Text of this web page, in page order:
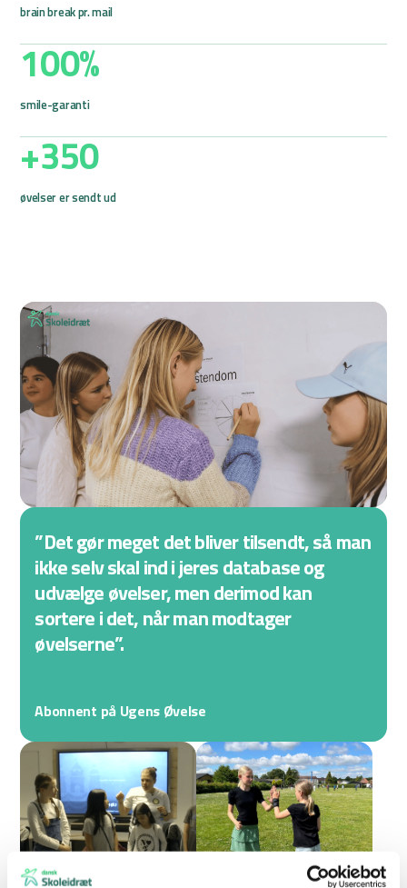
brain break pr. mail
100%
smile-garanti
+350
øvelser er sendt ud
”Det gør meget det bliver tilsendt, så man
ikke selv skal ind i jeres database og
udvælge øvelser, men derimod kan
sortere i det, når man modtager
øvelserne”.
Abonnent på Ugens Øvelse